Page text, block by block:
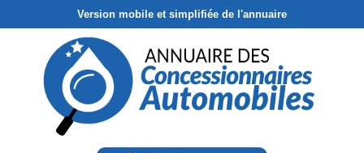
Version mobile et simplifiée de l'annuaire